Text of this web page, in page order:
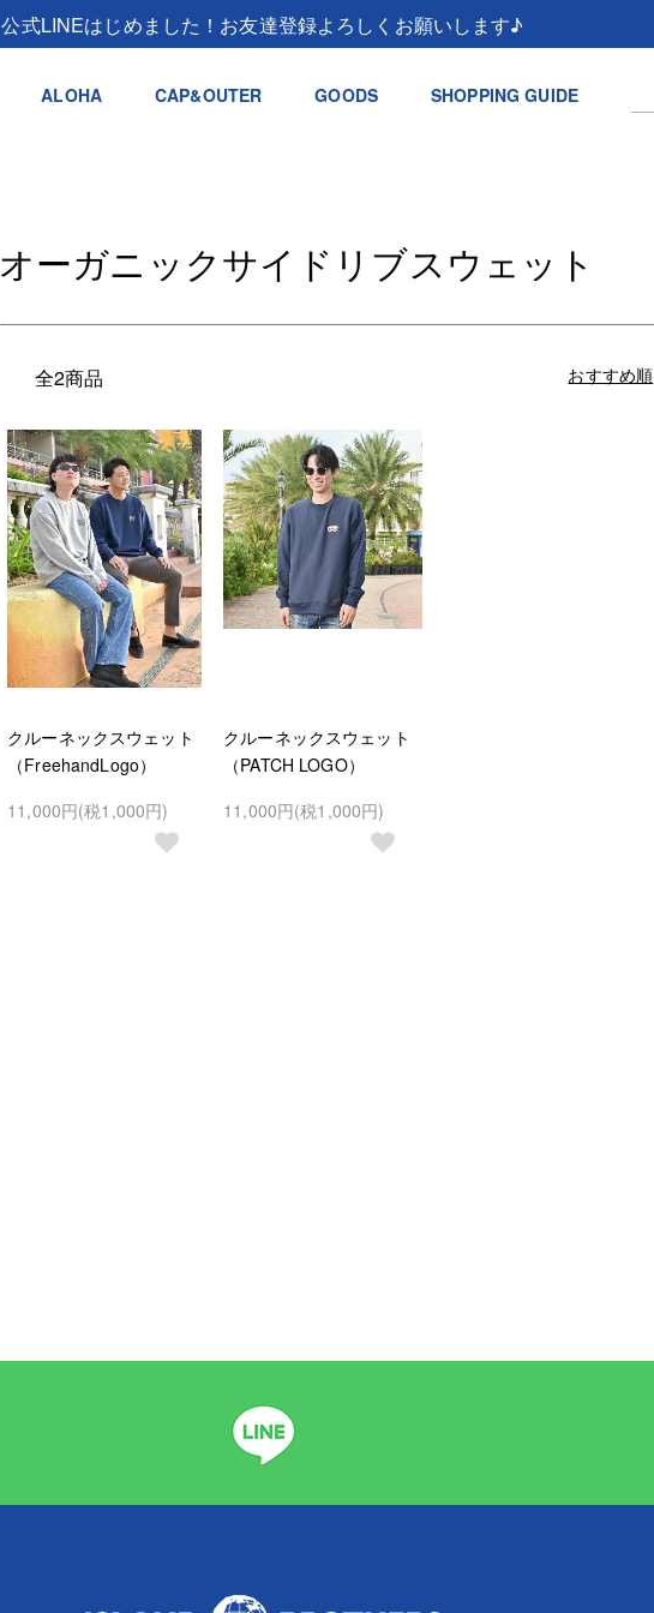
公式LINEはじめました！お友達登録よろしくお願いします♪
ALOHA CAP&OUTER GOODS SHOPPING GUIDE
オーガニックサイドリブスウェット
全2商品 おすすめ順
クルーネックスウェット
（FreehandLogo）
11,000円(税1,000円)
クルーネックスウェット
（PATCH LOGO）
11,000円(税1,000円)